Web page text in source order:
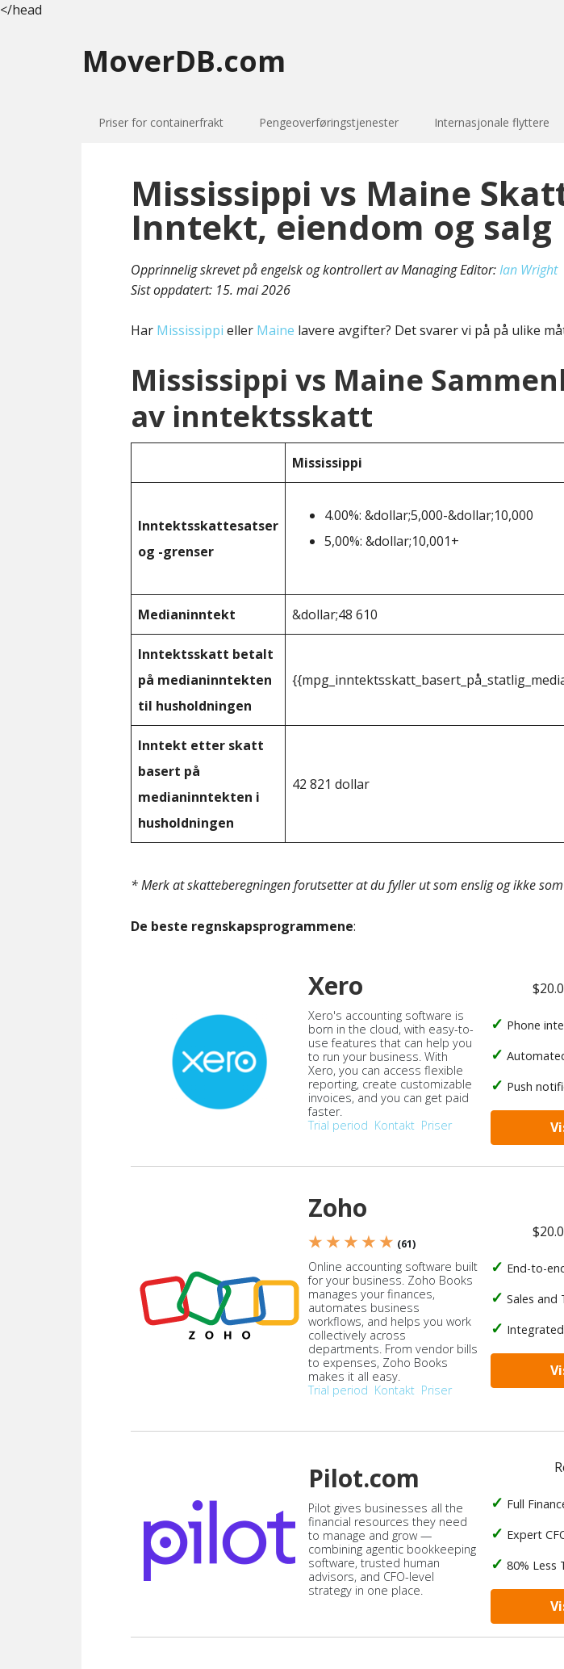
</head
MoverDB.com
Priser for containerfrakt Pengeoverføringstjenester Internasjonale flyttere
Mississippi vs Maine
Inntekt, eiendom og salg
Opprinnelig skrevet på engelsk og kontrollert av Managing Editor:Ian Wright
Sist oppdatert: 15. mai 2026
Har Mississippi eller Maine lavere avgifter? Det svarer vi på på ulike
Mississippi vs Maine
av inntektsskatt
Mississippi
Inntektsskattesatser
og -grenser
4.00%: &dollar;5,000-&dollar;10,000
5,00%: &dollar;10,001+
Medianinntekt &dollar;48 610
Inntektsskatt betalt
på medianinntekten
til husholdningen
Inntekt etter skatt
basert på
medianinntekten i
husholdningen
42 821 dollar
* Merk at skatteberegningen forutsetter at du fyller ut som enslig og ikke
De beste regnskapsprogrammene:
Xero
Xero's accounting software is
born in the cloud, with easy-to-
use features that can help you
to run your business. With
Xero, you can access flexible
reporting, create customizable
invoices, and you can get paid
faster.
Trial period Kontakt Priser
Phone
Push
Zoho
★ ★ ★ ★ ★ (61)
Online accounting software built
for your business. Zoho Books
manages your finances,
automates business
workflows, and helps you work
collectively across
departments. From vendor bills
to expenses, Zoho Books
makes it all easy.
Trial period Kontakt Priser
End-to-
Sales and
Pilot.com
Pilot gives businesses all the
financial resources they need
to manage and grow —
combining agentic bookkeeping
software, trusted human
advisors, and CFO-level
strategy in one place.
Full
Expert
80% Less